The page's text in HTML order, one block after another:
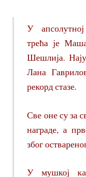
У
трећа је
Шешлија.
Лана
рекорд стазе.
Све оне су за
награде, а
због
У мушкој